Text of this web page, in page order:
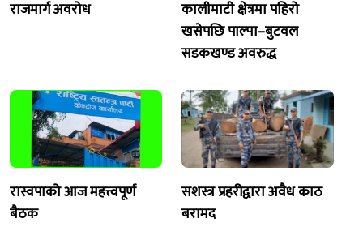
राजमार्ग अवरोध
कालीमाटी क्षेत्रमा पहिरो
खसेपछि पाल्पा–बुटवल
सडकखण्ड अवरुद्ध
रास्वपाको आज महत्त्वपूर्ण
बैठक
सशस्त्र प्रहरीद्वारा अवैध काठ
बरामद